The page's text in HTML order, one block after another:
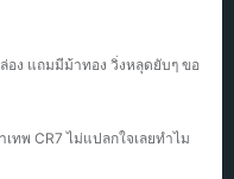
อง แถมมีม้าทอง วิ่งหลุดยับๆ ขอ
ทพ CR7 ไม่แปลกใจเลยทำไม